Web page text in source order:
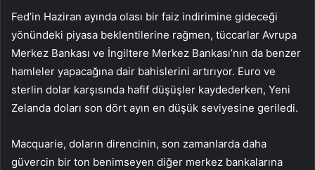
Fed’in Haziran ayında olası bir faiz indirimine gideceği
yönündeki piyasa beklentilerine rağmen, tüccarlar Avrupa
Merkez Bankası ve İngiltere Merkez Bankası’nın da benzer
hamleler yapacağına dair bahislerini artırıyor. Euro ve
sterlin dolar karşısında hafif düşüşler kaydederken, Yeni
Zelanda doları son dört ayın en düşük seviyesine geriledi.
Macquarie, doların direncinin, son zamanlarda daha
güvercin bir ton benimseyen diğer merkez bankalarına